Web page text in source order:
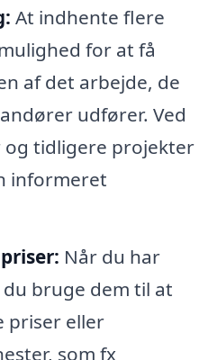
At indhente flere
for at få
af det arbejde, de
udfører. Ved
og tidligere projekter
informeret
Når du har
bruge dem til at
priser eller
som fx